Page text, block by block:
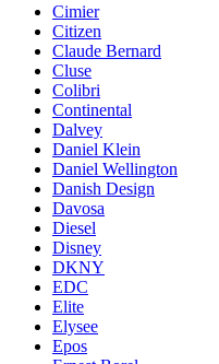
Cimier
Citizen
Claude Bernard
Cluse
Colibri
Continental
Dalvey
Daniel Klein
Daniel Wellington
Danish Design
Davosa
Diesel
Disney
DKNY
EDC
Elite
Elysee
Epos